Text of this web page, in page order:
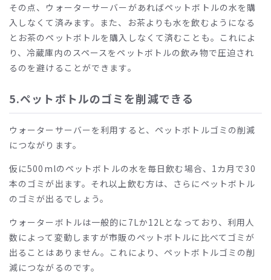
その点、ウォーターサーバーがあればペットボトルの水を購
入しなくて済みます。また、お茶よりも水を飲むようになる
とお茶のペットボトルを購入しなくて済むことも。これによ
り、冷蔵庫内のスペースをペットボトルの飲み物で圧迫され
るのを避けることができます。
5.ペットボトルのゴミを削減できる
ウォーターサーバーを利用すると、ペットボトルゴミの削減
につながります。
仮に500mlのペットボトルの水を毎日飲む場合、 1 カ月で30
本のゴミが出ます。それ以上飲む方は、さらにペットボトル
のゴミが出るでしょう。
ウォーターボトルは一般的に 7L か12L となっており、利用人
数によって変動しますが市販のペットボトルに比べてゴミが
出ることはありません。これにより、ペットボトルゴミの削
減につながるのです。